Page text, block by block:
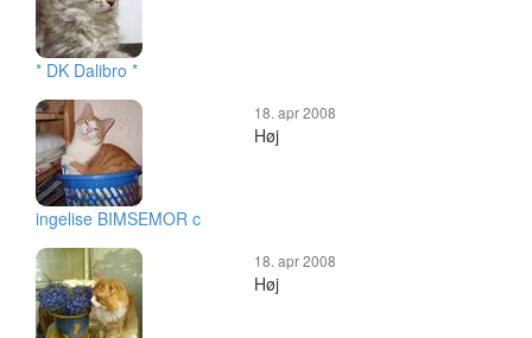
* DK Dalibro *
ingelise BIMSEMOR c
18. apr 2008
Høj
18. apr 2008
Høj